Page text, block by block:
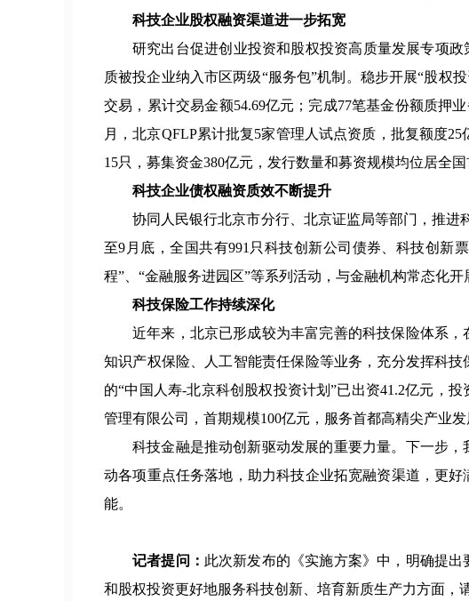
科技企业股权融资渠道进一步拓宽
研究出台促进创业投资和股权投资高质量发展专项
质被投企业纳入市区两级“服务包”机制。稳步开展“股权
交易，累计交易金额54.69亿元；完成77笔基金份额质押
月，北京QFLP累计批复5家管理人试点资质，批复额度
15只，募集资金380亿元，发行数量和募资规模均位居全
科技企业债权融资质效不断提升
协同人民银行北京市分行、北京证监局等部门，推
至9月底，全国共有991只科技创新公司债券、科技创新
程”、“金融服务进园区”等系列活动，与金融机构常态化开
科技保险工作持续深化
近年来，北京已形成较为丰富完善的科技保险体系
知识产权保险、人工智能责任保险等业务，充分发挥科
的“中国人寿-北京科创股权投资计划”已出资41.2亿元，
管理有限公司，首期规模100亿元，服务首都高精尖产业发
科技金融是推动创新驱动发展的重要力量。下一步
动各项重点任务落地，助力科技企业拓宽融资渠道，更
能。
记者提问： 此次新发布的《实施方案》中，明确提
和股权投资更好地服务科技创新、培育新质生产力方面，